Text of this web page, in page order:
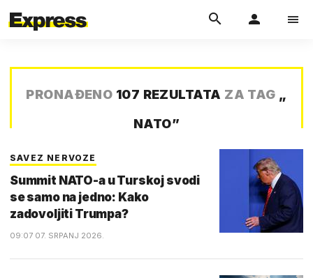
PRONAĐENO 107 REZULTATA ZA TAG „
NATO”
SAVEZ NERVOZE
Summit NATO-a u Turskoj svodi
se samo na jedno: Kako
zadovoljiti Trumpa?
09:07 07. SRPANJ 2026.